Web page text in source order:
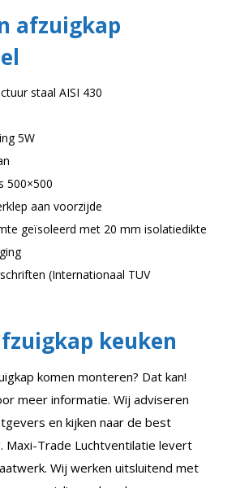
afzuigkap
staal AISI 430
5W
500×500
aan voorzijde
geïsoleerd met 20 mm isolatiedikte
(Internationaal TUV
keuken
komen monteren? Dat kan!
meer informatie. Wij adviseren
en kijken naar de best
Maxi-Trade Luchtventilatie levert
Wij werken uitsluitend met